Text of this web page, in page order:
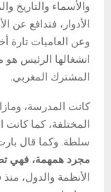
والأسماء والتاريخ
الأدوار، فتدافع عن
وعن العاميات تارة
انشغالها الرئيس هو
المشترك المغربي.
كانت المدرسة،
المختلفة، كما كانت
سلطة. وكما قال
مجرد همهمة، فهي
الأنظمة والدول،